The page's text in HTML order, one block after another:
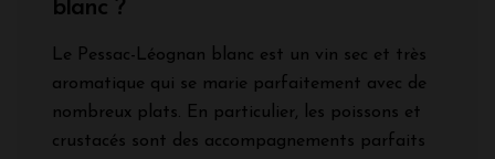
blanc ?
Le Pessac-Léognan blanc est un vin sec et très
aromatique qui se marie parfaitement avec de
nombreux plats. En particulier, les poissons et
crustacés sont des accompagnements parfaits